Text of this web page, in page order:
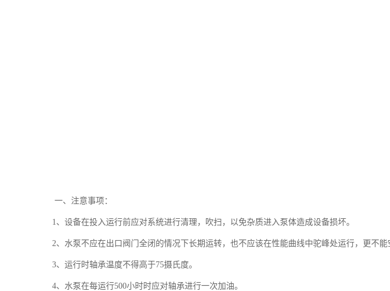
一、注意事项：
1、设备在投入运行前应对系统进行清理，吹扫，以免杂质进入泵体造成设备损坏。
2、水泵不应在出口阀门全闭的情况下长期运转，也不应该在性能曲线中驼峰处运行，更不能
3、运行时轴承温度不得高于75摄氏度。
4、水泵在每运行500小时时应对轴承进行一次加油。